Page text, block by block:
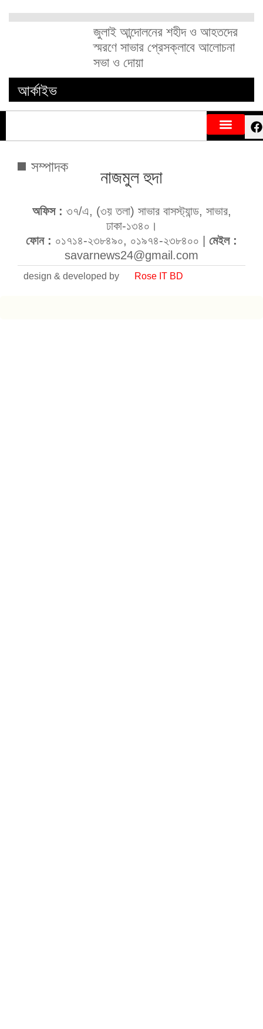
জুলাই আন্দোলনের শহীদ ও আহতদের
স্মরণে সাভার প্রেসক্লাবে আলোচনা
সভা ও দোয়া
আর্কাইভ
সম্পাদক
নাজমুল হুদা
অফিস : ৩৭/এ, (৩য় তলা) সাভার বাসস্ট্যান্ড, সাভার,
ঢাকা-১৩৪০।
ফোন : ০১৭১৪-২৩৮৪৯০, ০১৯৭৪-২৩৮৪০০ | মেইল :
savarnews24@gmail.com
design & developed by Rose IT BD